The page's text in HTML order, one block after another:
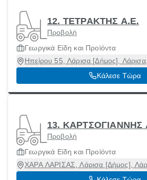
12. ΤΕΤΡΑΚΤΗΣ Α.Ε.
Προβολή
Γεωργικά Είδη και Προϊόντα
Ηπείρου 55, Λάρισα [Δήμος],
Κάλεσε Τώρα
13. ΚΑΡΤΣΟΓΙΑΝΝΗΣ
Προβολή
Γεωργικά Είδη και Προϊόντα
ΧΑΡΑ ΛΑΡΙΣΑΣ, Λάρισα [Δήμος],